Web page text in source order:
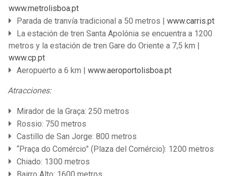
www.metrolisboa.pt
Parada de tranvía tradicional a 50 metros | www.carris.pt
La estación de tren Santa Apolónia se encuentra a 1200
metros y la estación de tren Gare do Oriente a 7,5 km |
www.cp.pt
Aeropuerto a 6 km | www.aeroportolisboa.pt
Atracciones:
Mirador de la Graça: 250 metros
Rossio: 750 metros
Castillo de San Jorge: 800 metros
“Praça do Comércio” (Plaza del Comércio): 1200 metros
Chiado: 1300 metros